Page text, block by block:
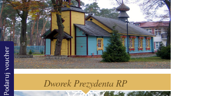
Podaruj voucher Dworek Prezydenta RP